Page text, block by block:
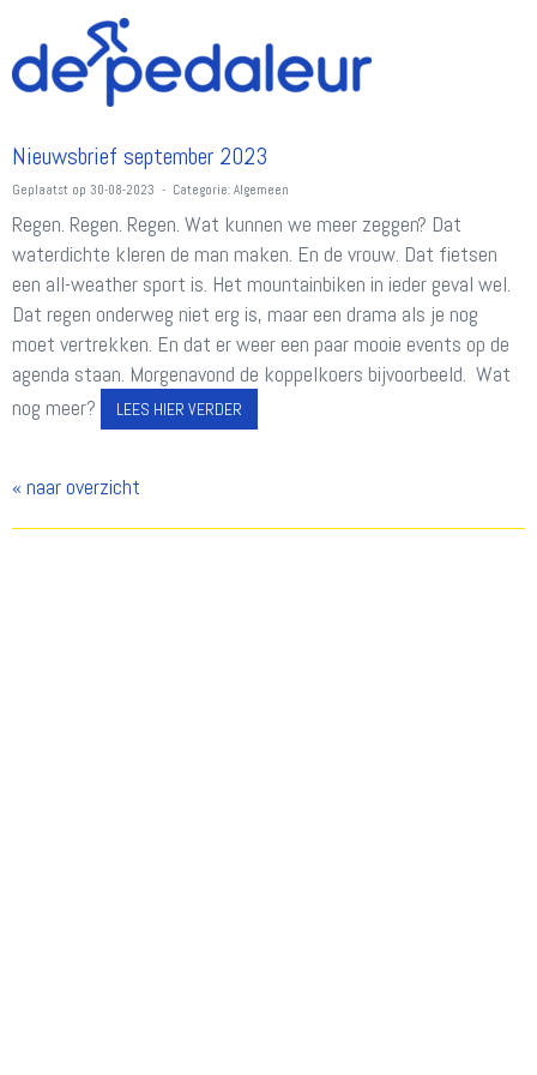
Nieuwsbrief september 2023
Geplaatst op 30-08-2023 - Categorie: Algemeen
Regen. Regen. Regen. Wat kunnen we meer zeggen? Dat
waterdichte kleren de man maken. En de vrouw. Dat fietsen
een all-weather sport is. Het mountainbiken in ieder geval wel.
Dat regen onderweg niet erg is, maar een drama als je nog
moet vertrekken. En dat er weer een paar mooie events op de
agenda staan. Morgenavond de koppelkoers bijvoorbeeld. Wat
nog meer?
LEES HIER VERDER
« naar overzicht